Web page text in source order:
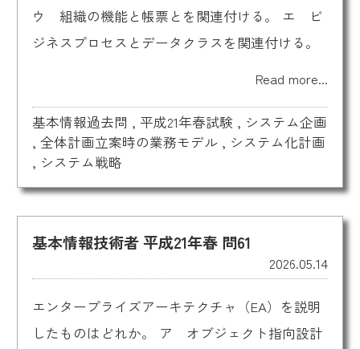
ウ 組織の機能と帳票とを関連付ける。 エ ビ
ジネスプロセスとデータクラスを関連付ける。
Read more...
基本情報過去問 , 平成21年春試験 , システム企画
, 全体計画立案時の業務モデル, システム化計画
, システム戦略
基本情報技術者 平成21年春 問61
2026.05.14
エンタープライズアーキテクチャ（EA）を説明
したものはどれか。 ア オブジェクト指向設計